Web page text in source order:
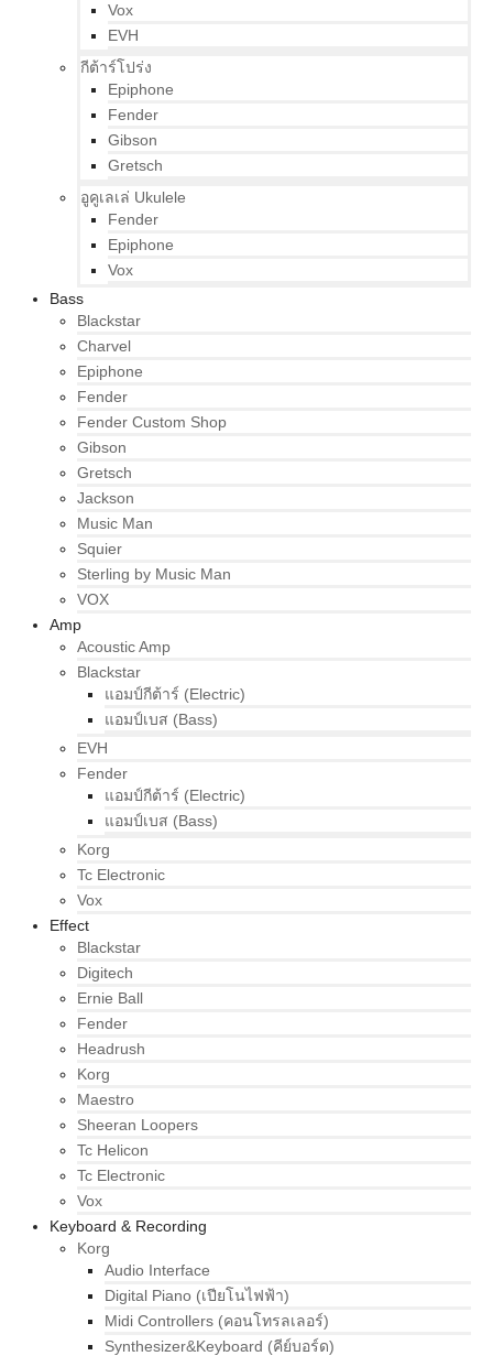
Vox
EVH
กีต้าร์โปร่ง
Epiphone
Fender
Gibson
Gretsch
อูคูเลเล่ Ukulele
Fender
Epiphone
Vox
Bass
Blackstar
Charvel
Epiphone
Fender
Fender Custom Shop
Gibson
Gretsch
Jackson
Music Man
Squier
Sterling by Music Man
VOX
Amp
Acoustic Amp
Blackstar
แอมป์กีต้าร์ (Electric)
แอมป์เบส (Bass)
EVH
Fender
แอมป์กีต้าร์ (Electric)
แอมป์เบส (Bass)
Korg
Tc Electronic
Vox
Effect
Blackstar
Digitech
Ernie Ball
Fender
Headrush
Korg
Maestro
Sheeran Loopers
Tc Helicon
Tc Electronic
Vox
Keyboard & Recording
Korg
Audio Interface
Digital Piano (เปียโนไฟฟ้า)
Midi Controllers (คอนโทรลเลอร์)
Synthesizer&Keyboard (คีย์บอร์ด)